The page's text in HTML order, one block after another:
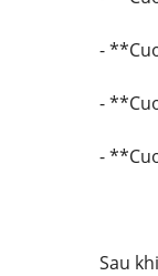
-
-
-
Sau